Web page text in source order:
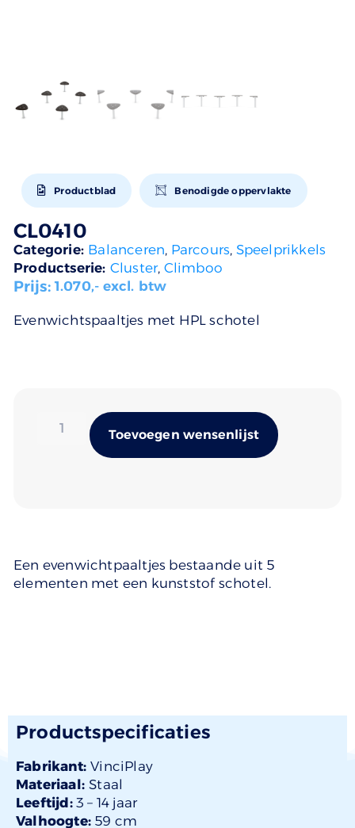
Productblad Benodigde oppervlakte
CL0410
Categorie: Balanceren, Parcours, Speelprikkels
Productserie: Cluster, Climboo
Prijs:1.070,- excl. btw
Evenwichtspaaltjes met HPL schotel
Toevoegen wensenlijst
Een evenwichtpaaltjes bestaande uit 5
elementen met een kunststof schotel.
Productspecificaties
Fabrikant:VinciPlay
Materiaal:Staal
Leeftijd:3 – 14 jaar
Valhoogte: 59 cm